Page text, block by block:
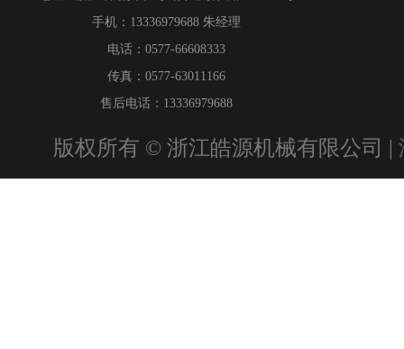
手机：13336979688 朱经理
电话：0577-66608333
传真：0577-63011166
售后电话：13336979688
版权所有 © 浙江皓源机械有限公司 |